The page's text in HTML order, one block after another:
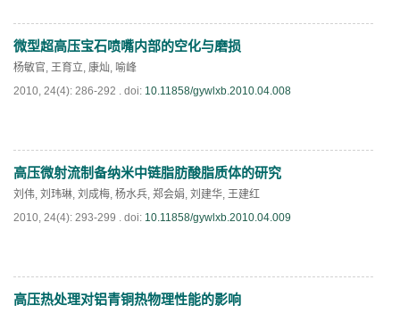
PDF(736)
微型超高压宝石喷嘴内部的空化与磨损
杨敏官, 王育立, 康灿, 喻峰
2010, 24(4): 286-292 . doi: 10.11858/gywlxb.2010.04.008
PDF(666)
高压微射流制备纳米中链脂肪酸脂质体的研究
刘伟, 刘玮琳, 刘成梅, 杨水兵, 郑会娟, 刘建华, 王建红
2010, 24(4): 293-299 . doi: 10.11858/gywlxb.2010.04.009
PDF(748)
高压热处理对铝青铜热物理性能的影响